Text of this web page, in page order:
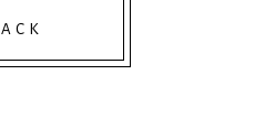
ACK